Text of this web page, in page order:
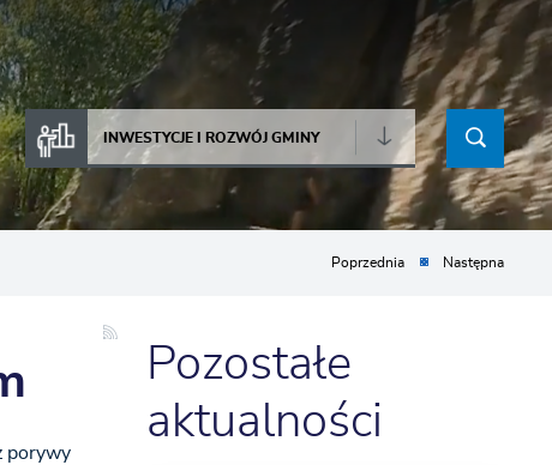
INWESTYCJE I ROZWÓJ GMINY
Poprzednia Następna
porywy
Pozostałe
aktualności